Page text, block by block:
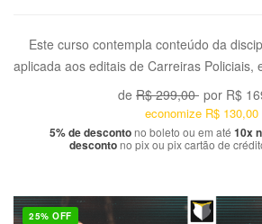
Este curso contempla conteúdo da
aplicada aos editais de Carreiras Policiais,
de R$ 299,00 por R$
economize R$ 130,00
5% de descontono boleto ou em até 10x
descontono pix ou pix cartão de
25% OFF